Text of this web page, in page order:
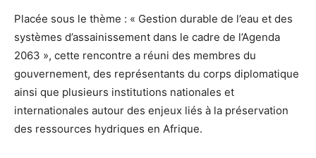
Placée sous le thème : « Gestion durable de l’eau et des
systèmes d’assainissement dans le cadre de l’Agenda
2063 », cette rencontre a réuni des membres du
gouvernement, des représentants du corps diplomatique
ainsi que plusieurs institutions nationales et
internationales autour des enjeux liés à la préservation
des ressources hydriques en Afrique.